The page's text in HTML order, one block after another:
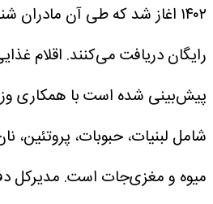
۱۴۰۲ اغاز شد که طی آن
رایگان دریافت می‌کنند. اقلام
پیش‌بینی شده است با همکاری
شامل لبنیات، حبوبات، پروتئین،
میوه و مغزی‌جات است. مدیرکل